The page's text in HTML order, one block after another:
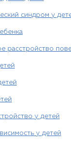
синдром у
расстройство
у детей
у детей